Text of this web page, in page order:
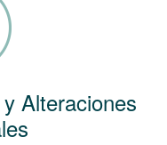
Alteraciones